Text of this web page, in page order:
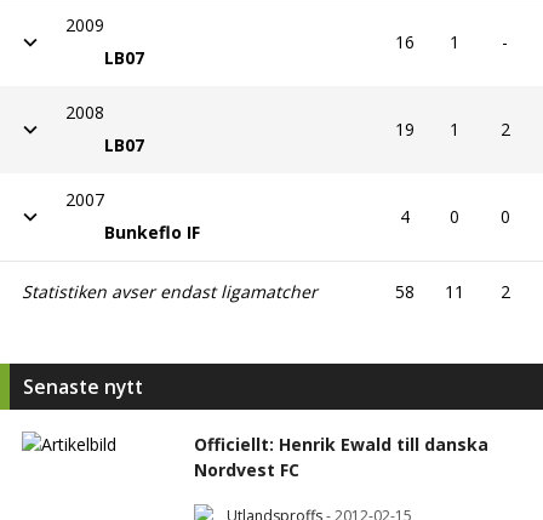
2009
LB07
16 1 -
2008
LB07
19 1 2
2007
Bunkeflo IF
4 0 0
Statistiken avser endast ligamatcher 58 11 2
Senaste nytt
Officiellt: Henrik Ewald till danska
Nordvest FC
Utlandsproffs -2012-02-15